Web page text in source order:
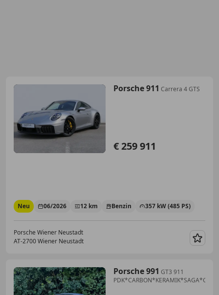
Porsche 911 Carrera 4 GTS
€ 259 911
Neu 06/2026 12 km Benzin 357 kW (485 PS)
Porsche Wiener Neustadt
AT-2700 Wiener Neustadt
Porsche 991 GT3 911